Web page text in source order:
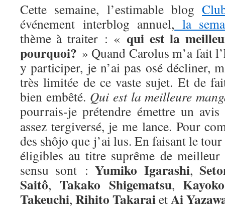
Cette semaine, l’estimable blog
événement interblog annuel, la
thème à traiter : « qui est la
pourquoi? » Quand Carolus m’a fait
y participer, je n’ai pas osé décliner,
très limitée de ce vaste sujet. Et de
bien embêté. Qui est la meilleure
pourrais-je prétendre émettre un
assez tergiversé, je me lance. Pour
des shôjo que j’ai lus. En faisant le tour
éligibles au titre suprême de
sensu sont :Yumiko Igarashi,
Saitô, Takako Shigematsu,Kayoko
Takeuchi, Rihito TakaraietAi